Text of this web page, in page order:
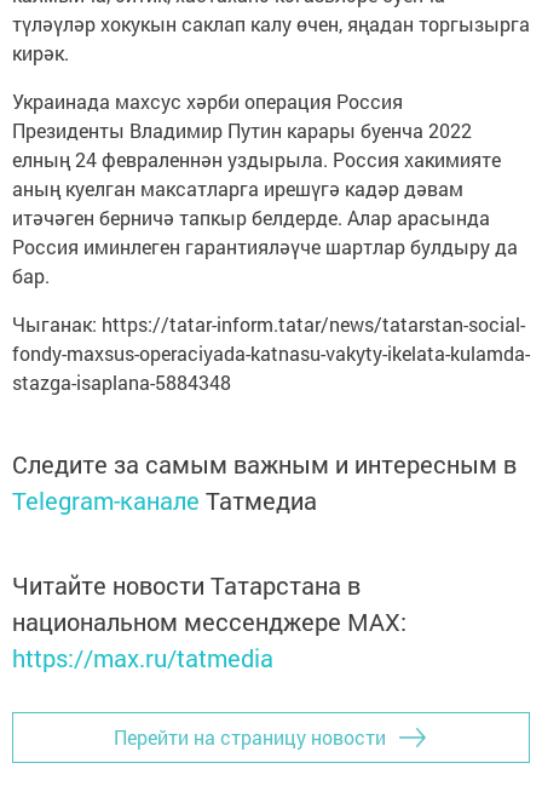
түләүләр хокукын саклап калу өчен, яңадан торгызырга
кирәк.
Украинада махсус хәрби операция Россия
Президенты Владимир Путин карары буенча 2022
елның 24 февраленнән уздырыла. Россия хакимияте
аның куелган максатларга ирешүгә кадәр дәвам
итәчәген берничә тапкыр белдерде. Алар арасында
Россия иминлеген гарантияләүче шартлар булдыру да
бар.
Чыганак: https://tatar-inform.tatar/news/tatarstan-social-
fondy-maxsus-operaciyada-katnasu-vakyty-ikelata-kulamda-
stazga-isaplana-5884348
Следите за самым важным и интересным в
Telegram-канале Татмедиа
Читайте новости Татарстана в
национальном мессенджере MАХ:
https://max.ru/tatmedia
Перейти на страницу новости